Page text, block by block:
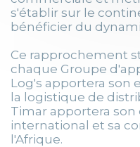
s'établir sur le
bénéficier du
Ce rapprochement
chaque Groupe
Log's apportera son
la logistique de
Timar apportera
international et sa
l'Afrique.